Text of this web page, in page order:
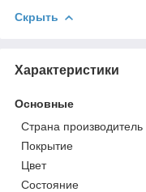
Скрыть
Характеристики
Основные
Страна производитель
Покрытие
Цвет
Состояние